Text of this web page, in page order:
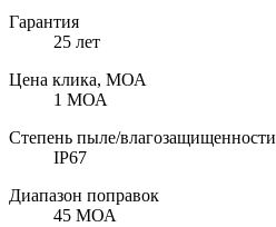
Гарантия
25 лет
Цена клика, МОА
1 МОА
Степень пыле/влагозащищенности
IP67
Диапазон поправок
45 МОА